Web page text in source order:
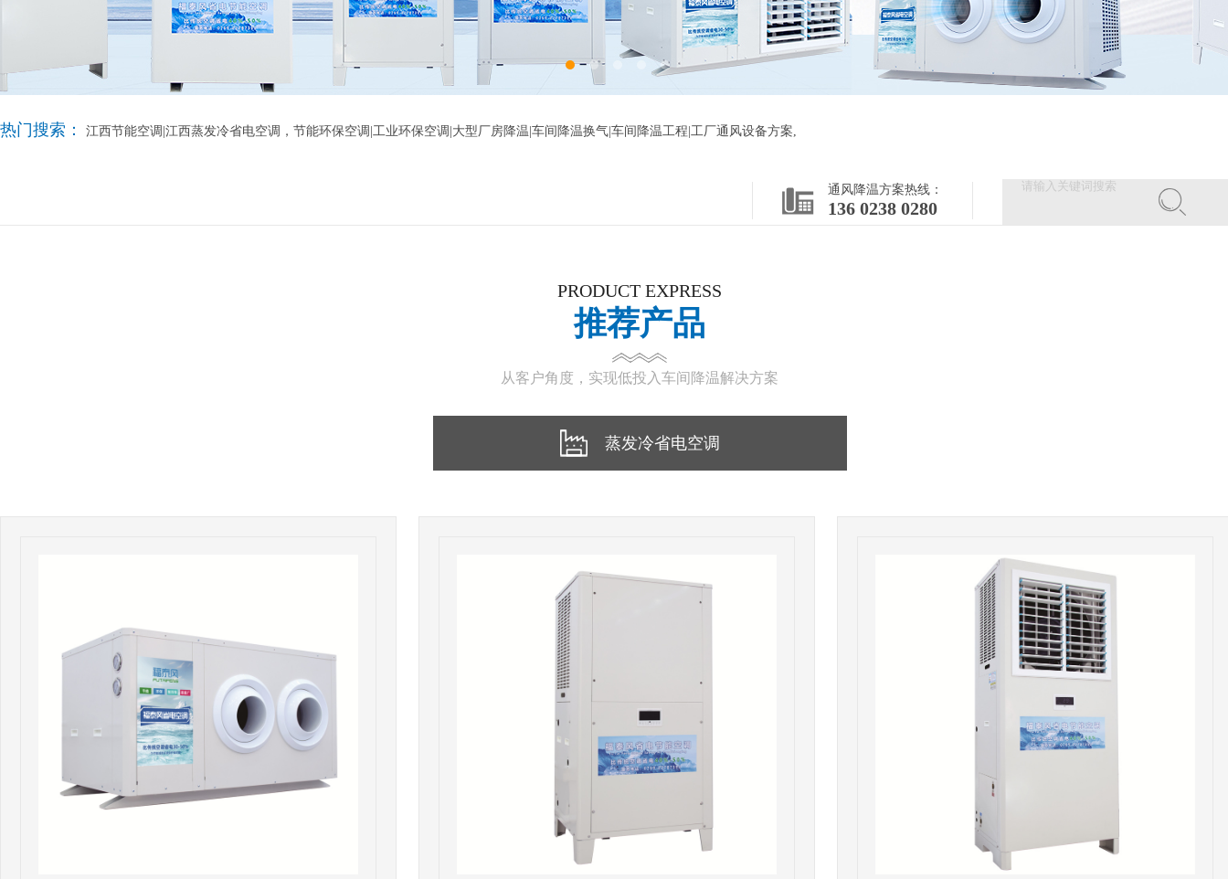
热门搜索： 江西节能空调|江西蒸发冷省电空调，节能环保空调|工业环保空调|大型厂房降温|车间降温换气|车间降温工程|工厂通风设备方案,
通风降温方案热线：
136 0238 0280
PRODUCT EXPRESS
推荐产品
从客户角度，实现低投入车间降温解决方案
蒸发冷省电空调